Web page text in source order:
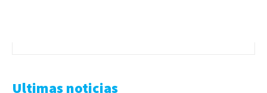
Ultimas noticias